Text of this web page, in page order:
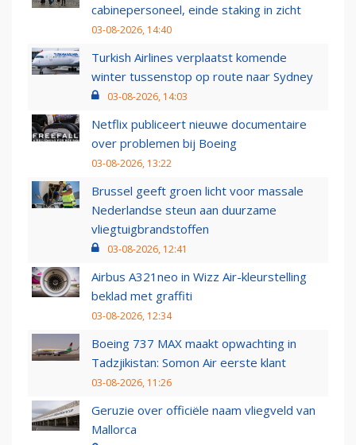
cabinepersoneel, einde staking in zicht
03-08-2026, 14:40
Turkish Airlines verplaatst komende
winter tussenstop op route naar Sydney
03-08-2026, 14:03
Netflix publiceert nieuwe documentaire
over problemen bij Boeing
03-08-2026, 13:22
Brussel geeft groen licht voor massale
Nederlandse steun aan duurzame
vliegtuigbrandstoffen
03-08-2026, 12:41
Airbus A321neo in Wizz Air-kleurstelling
beklad met graffiti
03-08-2026, 12:34
Boeing 737 MAX maakt opwachting in
Tadzjikistan: Somon Air eerste klant
03-08-2026, 11:26
Geruzie over officiële naam vliegveld van
Mallorca